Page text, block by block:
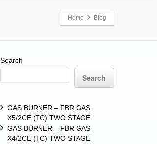
Home Blog
Search
Search
GAS BURNER – FBR GAS
X5/2CE (TC) TWO STAGE
GAS BURNER – FBR GAS
X4/2CE (TC) TWO STAGE